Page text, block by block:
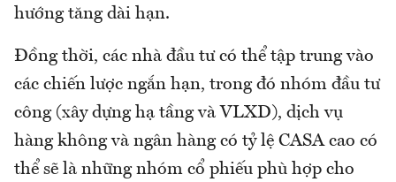
hướng tăng dài hạn.
Đồng thời, các nhà đầu tư có thể tập trung vào
các chiến lược ngắn hạn, trong đó nhóm đầu tư
công (xây dựng hạ tầng và VLXD), dịch vụ
hàng không và ngân hàng có tỷ lệ CASA cao có
thể sẽ là những nhóm cổ phiếu phù hợp cho